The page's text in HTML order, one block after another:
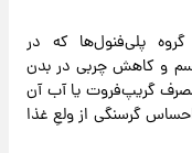
گروه پلی‌فنول‌ها که در
و کاهش چربی‌ در بدن
گریپ‌فروت یا آب آن
گرسنگی از ولعِ غذا